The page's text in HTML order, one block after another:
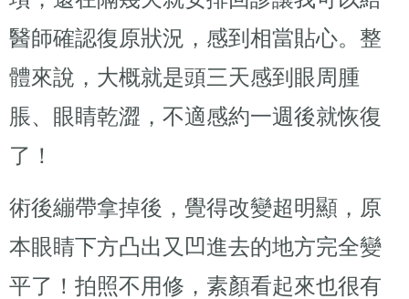
醫師確認復原狀況，感到相當貼心。整
體來說，大概就是頭三天感到眼周腫
脹、眼睛乾澀，不適感約一週後就恢復
了！
術後繃帶拿掉後，覺得改變超明顯，原
本眼睛下方凸出又凹進去的地方完全變
平了！拍照不用修，素顏看起來也很有